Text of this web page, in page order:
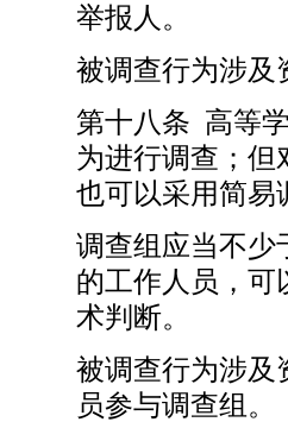
举报人。
被调查行为涉及
第十八条 高等
为进行调查；
也可以采用简易
调查组应当不少
的工作人员，可
术判断。
被调查行为涉及
员参与调查组。